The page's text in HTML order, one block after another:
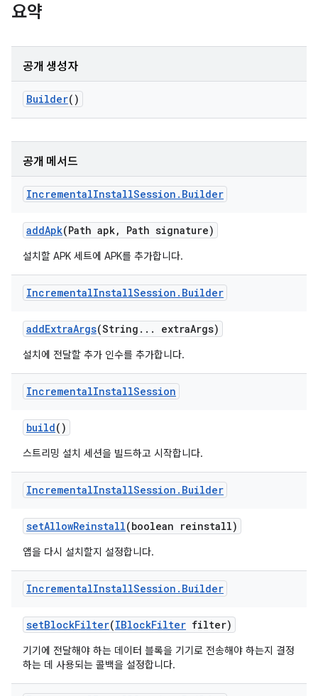
요약
공개 생성자
Builder()
공개 메서드
IncrementalInstallSession . Builder
addApk(Path apk, Path signature)
설치할 APK 세트에 APK를 추가합니다.
IncrementalInstallSession . Builder
addExtraArgs(String . . . extraArgs)
설치에 전달할 추가 인수를 추가합니다.
IncrementalInstallSession
build()
스트리밍 설치 세션을 빌드하고 시작합니다.
IncrementalInstallSession . Builder
setAllowReinstall(boolean reinstall)
앱을 다시 설치할지 설정합니다.
IncrementalInstallSession . Builder
setBlockFilter(IBlockFilter filter)
기기에 전달해야 하는 데이터 블록을 기기로 전송해야 하는지 결정
하는 데 사용되는 콜백을 설정합니다.